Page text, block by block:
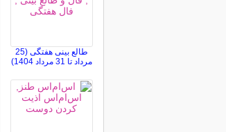
طالع بینی هفتگی (25
مرداد تا 31 مرداد 1404)